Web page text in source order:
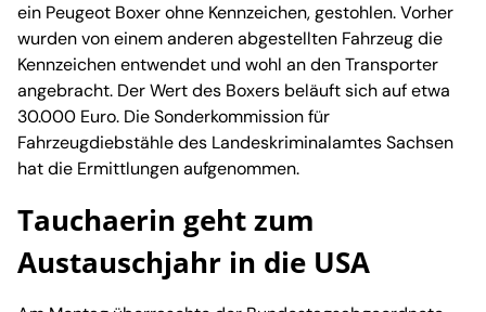
ein Peugeot Boxer ohne Kennzeichen, gestohlen. Vorher
wurden von einem anderen abgestellten Fahrzeug die
Kennzeichen entwendet und wohl an den Transporter
angebracht. Der Wert des Boxers beläuft sich auf etwa
30.000 Euro. Die Sonderkommission für
Fahrzeugdiebstähle des Landeskriminalamtes Sachsen
hat die Ermittlungen aufgenommen.
Tauchaerin geht zum
Austauschjahr in die USA